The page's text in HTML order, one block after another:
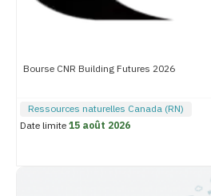
Bourse CNR Building Futures 2026
Ressources naturelles Canada (RN)
Date limite15 août 2026